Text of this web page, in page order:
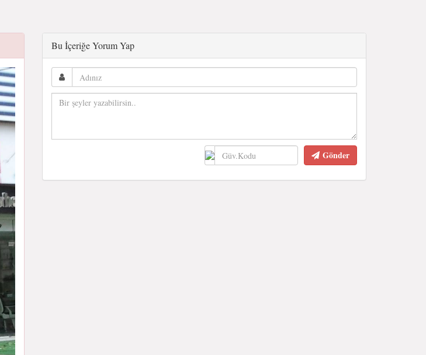
Bu İçeriğe Yorum Yap
Gönder